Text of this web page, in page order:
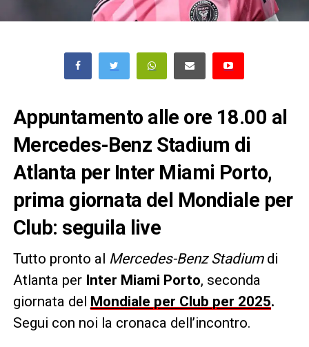
Appuntamento alle ore 18.00 al
Mercedes-Benz Stadium di
Atlanta per Inter Miami Porto,
prima giornata del Mondiale per
Club: seguila live
Tutto pronto al Mercedes-Benz Stadiumdi
Atlanta per Inter Miami Porto, seconda
giornata del Mondiale per Club per 2025.
Segui con noi la cronaca dell’incontro.